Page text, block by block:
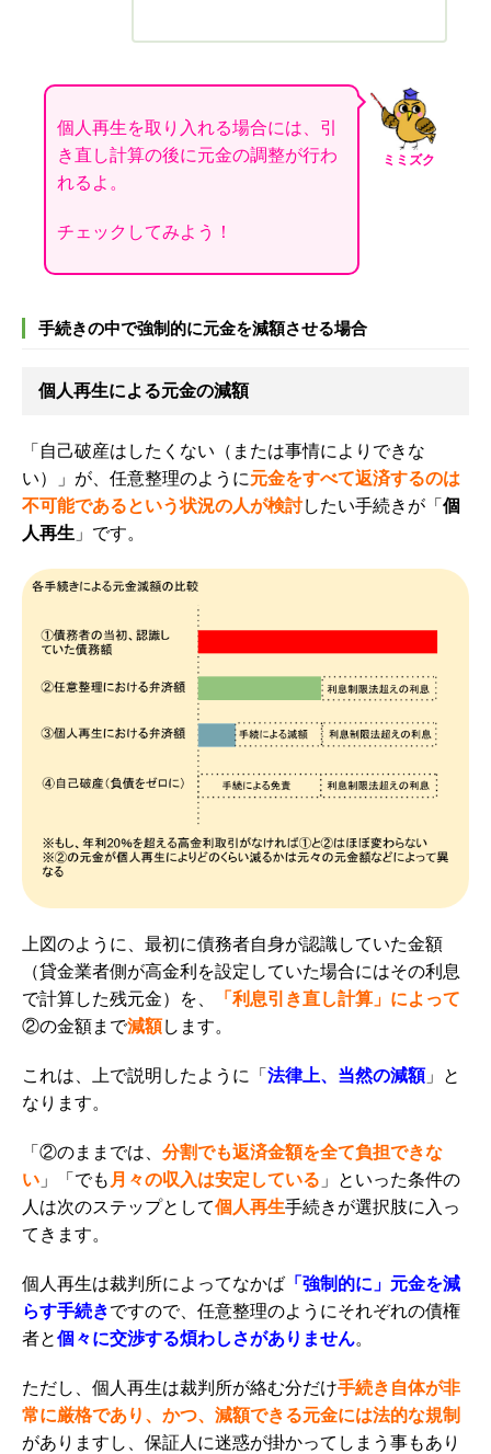
ミミズク
個人再生を取り入れる場合には、引
き直し計算の後に元金の調整が行わ
れるよ。
チェックしてみよう！
手続きの中で強制的に元金を減額させる場合
個人再生による元金の減額
「自己破産はしたくない（または事情によりできな
い）」が、任意整理のように元金をすべて返済するのは
不可能であるという状況の人が検討したい手続きが「 個
人再生 」です。
上図のように、最初に債務者自身が認識していた金額
（貸金業者側が高金利を設定していた場合にはその利息
で計算した残元金）を、
「利息引き直し計算」によって
②の金額まで減額します。
これは、上で説明したように「 法律上、当然の減額」と
なります。
「②のままでは、 分割でも返済金額を全て負担できな
い 」「でも 月々の収入は安定している 」といった条件の
人は次のステップとして個人再生手続きが選択肢に入っ
てきます。
個人再生は裁判所によってなかば 「強制的に」元金を減
らす手続きですので、任意整理のようにそれぞれの債権
者と個々に交渉する煩わしさがありません。
ただし、個人再生は裁判所が絡む分だけ手続き自体が非
常に厳格であり、かつ、減額できる元金には法的な規制
がありますし、保証人に迷惑が掛かってしまう事もあり